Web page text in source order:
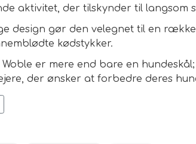
aktivitet, der tilskynder til
design gør den velegnet til en
kødstykker.
Woble er mere end bare en
der ønsker at forbedre deres
med almindelige problemer, såsom
måltidet til en stimulerende og
til en række forskellige typer foder